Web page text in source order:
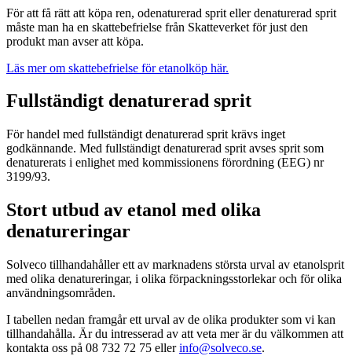
För att få rätt att köpa ren, odenaturerad sprit eller denaturerad sprit
måste man ha en skattebefrielse från Skatteverket för just den
produkt man avser att köpa.
Läs mer om skattebefrielse för etanolköp här.
Fullständigt denaturerad sprit
För handel med fullständigt denaturerad sprit krävs inget
godkännande. Med fullständigt denaturerad sprit avses sprit som
denaturerats i enlighet med kommissionens förordning (EEG) nr
3199/93.
Stort utbud av etanol med olika
denatureringar
Solveco tillhandahåller ett av marknadens största urval av etanolsprit
med olika denatureringar, i olika förpackningsstorlekar och för olika
användningsområden.
I tabellen nedan framgår ett urval av de olika produkter som vi kan
tillhandahålla. Är du intresserad av att veta mer är du välkommen att
kontakta oss på 08 732 72 75 ellerinfo@solveco.se.